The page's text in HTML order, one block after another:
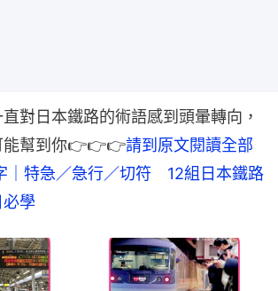
對日本鐵路的術語感到頭暈轉向，
能幫到你👉👉👉請到原文閱讀全部
｜特急／急行／切符　12組日本鐵路
學